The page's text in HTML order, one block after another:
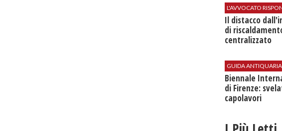
L'AVVOCATO
Il distacco
di
centralizzato
GUIDA ANTIQUARIA
Biennale
di Firenze:
capolavori